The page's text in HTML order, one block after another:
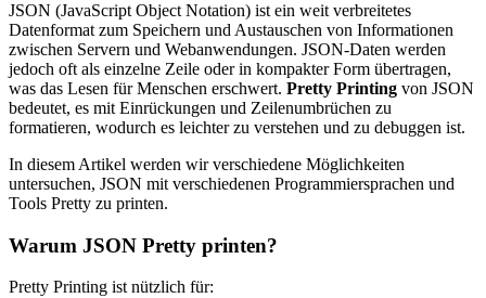
JSON (JavaScript Object Notation) ist ein weit verbreitetes
Datenformat zum Speichern und Austauschen von Informationen
zwischen Servern und Webanwendungen. JSON-Daten werden
jedoch oft als einzelne Zeile oder in kompakter Form übertragen,
was das Lesen für Menschen erschwert. Pretty Printing von JSON
bedeutet, es mit Einrückungen und Zeilenumbrüchen zu
formatieren, wodurch es leichter zu verstehen und zu debuggen ist.
In diesem Artikel werden wir verschiedene Möglichkeiten
untersuchen, JSON mit verschiedenen Programmiersprachen und
Tools Pretty zu printen.
Warum JSON Pretty printen?
Pretty Printing ist nützlich für: